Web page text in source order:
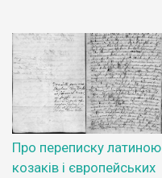
Про переписку латиною
козаків і європейських